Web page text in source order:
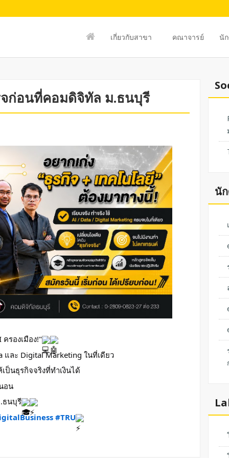
เกี่ยวกับสาขา คณาจารย์ นั
ก่อนที่คอมดิจิทัล ม.ธนบุรี
รองเมือง!"
และ Digital Marketing ในที่เดียว
ป็นธุรกิจจริงที่ทำเงินได้
อน
ธนบุรี
#TRU
นั